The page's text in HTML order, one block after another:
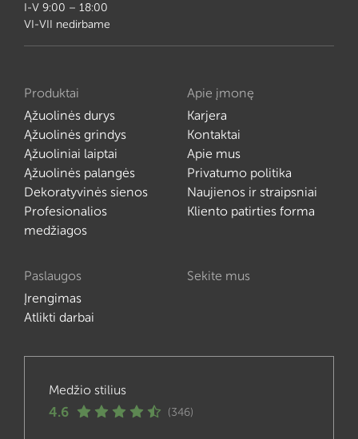
I-V 9:00 – 18:00
VI-VII nedirbame
Produktai
Ąžuolinės durys
Ąžuolinės grindys
Ąžuoliniai laiptai
Ąžuolinės palangės
Dekoratyvinės sienos
Profesionalios
medžiagos
Apie įmonę
Karjera
Kontaktai
Apie mus
Privatumo politika
Naujienos ir straipsniai
Kliento patirties forma
Paslaugos
Įrengimas
Atlikti darbai
Sekite mus
Medžio stilius
4.6 (346)